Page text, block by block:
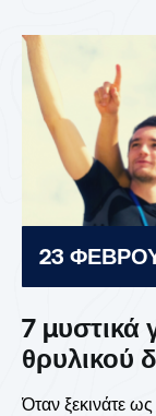
23
7 μυστικά
θρυλικού
Όταν ξεκινάτε